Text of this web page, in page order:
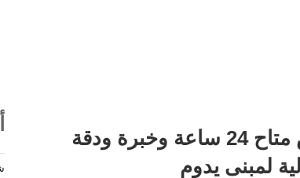
معلم لياسه بالرياض متاح 24 ساعة وخبرة ودقة